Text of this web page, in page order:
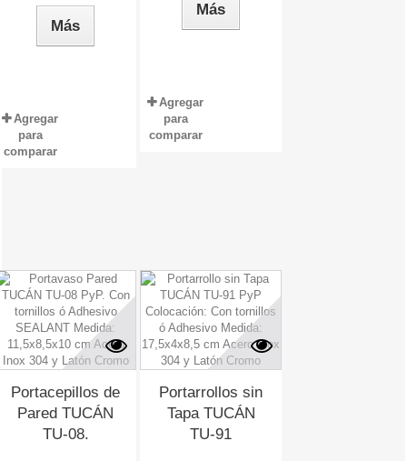
Más
Agregar
para
comparar
Más
Agregar
para
comparar
Portacepillos de
Pared TUCÁN
TU-08.
Portarrollos sin
Tapa TUCÁN
TU-91